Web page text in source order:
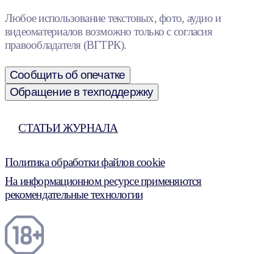
Любое использование текстовых, фото, аудио и
видеоматериалов возможно только с согласия
правообладателя (ВГТРК).
Сообщить об опечатке
Обращение в техподдержку
СТАТЬИ ЖУРНАЛА
Политика обработки файлов cookie
На информационном ресурсе применяются
рекомендательные технологии